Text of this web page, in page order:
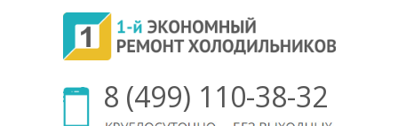
8 (499) 110-38-32